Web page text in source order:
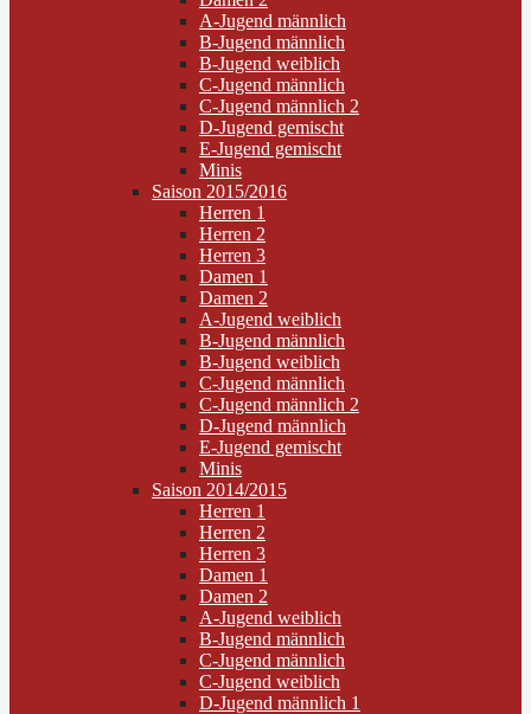
A-Jugend männlich
B-Jugend männlich
B-Jugend weiblich
C-Jugend männlich
C-Jugend männlich 2
D-Jugend gemischt
E-Jugend gemischt
Minis
Saison 2015/2016
Herren 1
Herren 2
Herren 3
Damen 1
Damen 2
A-Jugend weiblich
B-Jugend männlich
B-Jugend weiblich
C-Jugend männlich
C-Jugend männlich 2
D-Jugend männlich
E-Jugend gemischt
Minis
Saison 2014/2015
Herren 1
Herren 2
Herren 3
Damen 1
Damen 2
A-Jugend weiblich
B-Jugend männlich
C-Jugend männlich
C-Jugend weiblich
D-Jugend männlich 1